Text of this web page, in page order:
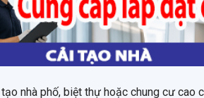
nhà phố, biệt thự hoặc chung cư cao